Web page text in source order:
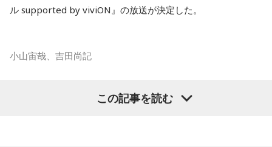
お楽しみください。
その後、K君のお父さんに連れて行ってもらった清里で見た星
当時はスマホもなく、写真を撮ることもできませんでした。
ル supported by viviON』の放送が決定した。
小山宙哉、吉田尚記
パーソナリティを務め、漫画にまつわるゲストを迎えるポッ
この記事を読む